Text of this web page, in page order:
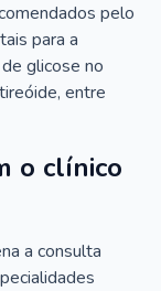
pelo
para a
glicose no
entre
o clínico
a consulta